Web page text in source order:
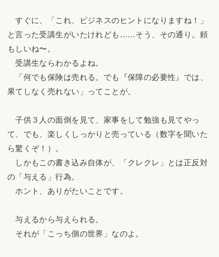
すぐに、「これ、ビジネスのヒントになりますね！」
と言った受講生がいたけれども……そう、その通り。頼
もしいね〜。
受講生ならわかるよね。
「何でも保険は売れる。でも『保障の必要性』では、
果てしなく売れない」ってことが。
子供３人の面倒を見て、家事をして勉強も見てやっ
て、でも、楽しくしっかりと売っている（数字を聞いた
ら驚くぞ！）。
しかもこの書き込み自体が、「クレクレ」とは正反対
の「与える」行為。
ホント、ありがたいことです。
与えるから与えられる。
それが「こっち側の世界」なのよ。